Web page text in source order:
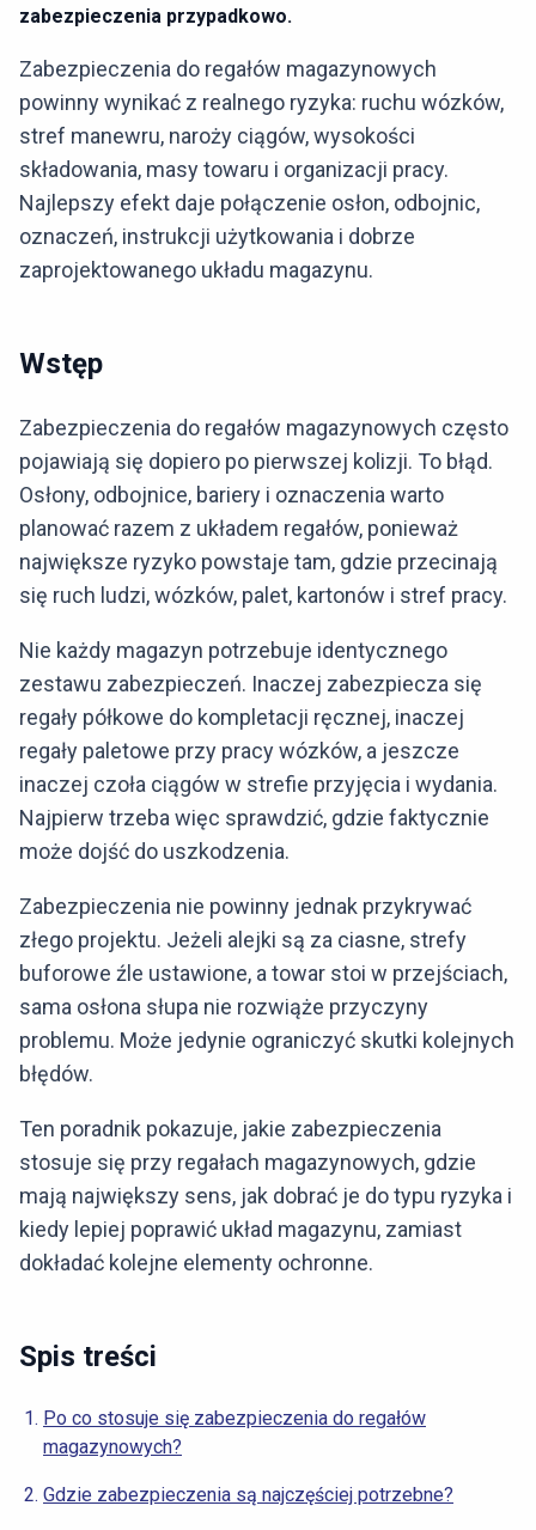
zabezpieczenia przypadkowo.
Zabezpieczenia do regałów magazynowych
powinny wynikać z realnego ryzyka: ruchu wózków,
stref manewru, naroży ciągów, wysokości
składowania, masy towaru i organizacji pracy.
Najlepszy efekt daje połączenie osłon, odbojnic,
oznaczeń, instrukcji użytkowania i dobrze
zaprojektowanego układu magazynu.
Wstęp
Zabezpieczenia do regałów magazynowych często
pojawiają się dopiero po pierwszej kolizji. To błąd.
Osłony, odbojnice, bariery i oznaczenia warto
planować razem z układem regałów, ponieważ
największe ryzyko powstaje tam, gdzie przecinają
się ruch ludzi, wózków, palet, kartonów i stref pracy.
Nie każdy magazyn potrzebuje identycznego
zestawu zabezpieczeń. Inaczej zabezpiecza się
regały półkowe do kompletacji ręcznej, inaczej
regały paletowe przy pracy wózków, a jeszcze
inaczej czoła ciągów w strefie przyjęcia i wydania.
Najpierw trzeba więc sprawdzić, gdzie faktycznie
może dojść do uszkodzenia.
Zabezpieczenia nie powinny jednak przykrywać
złego projektu. Jeżeli alejki są za ciasne, strefy
buforowe źle ustawione, a towar stoi w przejściach,
sama osłona słupa nie rozwiąże przyczyny
problemu. Może jedynie ograniczyć skutki kolejnych
błędów.
Ten poradnik pokazuje, jakie zabezpieczenia
stosuje się przy regałach magazynowych, gdzie
mają największy sens, jak dobrać je do typu ryzyka i
kiedy lepiej poprawić układ magazynu, zamiast
dokładać kolejne elementy ochronne.
Spis treści
Po co stosuje się zabezpieczenia do regałów
magazynowych?
Gdzie zabezpieczenia są najczęściej potrzebne?